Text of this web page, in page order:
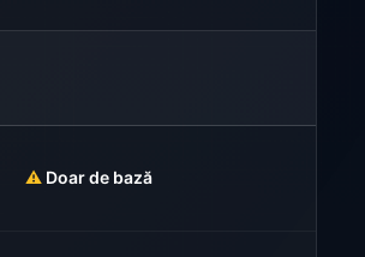
⚠️ Doar de bază